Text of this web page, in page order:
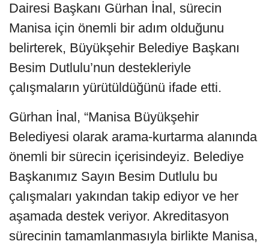
Dairesi Başkanı Gürhan İnal, sürecin
Manisa için önemli bir adım olduğunu
belirterek, Büyükşehir Belediye Başkanı
Besim Dutlulu’nun destekleriyle
çalışmaların yürütüldüğünü ifade etti.
Gürhan İnal, “Manisa Büyükşehir
Belediyesi olarak arama-kurtarma alanında
önemli bir sürecin içerisindeyiz. Belediye
Başkanımız Sayın Besim Dutlulu bu
çalışmaları yakından takip ediyor ve her
aşamada destek veriyor. Akreditasyon
sürecinin tamamlanmasıyla birlikte Manisa,